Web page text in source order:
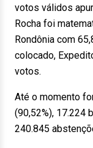
votos válidos
Rocha foi
Rondônia com
colocado,
votos.
Até o momento
(90,52%), 17.224
240.845